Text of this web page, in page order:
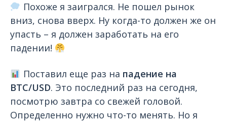
Похоже я заигрался. Не пошел рынок
вниз, снова вверх. Ну когда-то должен же он
упасть – я должен заработать на его
падении!
Поставил еще раз на падение на
BTC/USD. Это последний раз на сегодня,
посмотрю завтра со свежей головой.
Определенно нужно что-то менять. Но я